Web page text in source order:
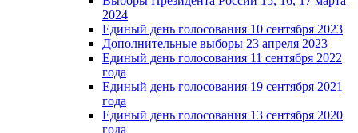
2024
Единый день голосования 10 сентября 2023
Дополнительные выборы 23 апреля 2023
Единый день голосования 11 сентября 2022
года
Единый день голосования 19 сентября 2021
года
Единый день голосования 13 сентября 2020
года